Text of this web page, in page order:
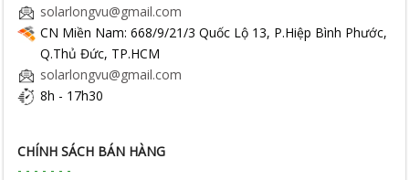
solarlongvu@gmail.com
CN Miền Nam: 668/9/21/3 Quốc Lộ 13, P.Hiệp Bình Phước,
Q.Thủ Đức, TP.HCM
solarlongvu@gmail.com
8h - 17h30
CHÍNH SÁCH BÁN HÀNG